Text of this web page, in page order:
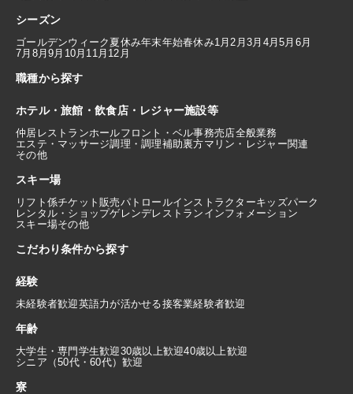
シーズン
ゴールデンウィーク 夏休み年末年始春休み1月 2月3月 4月5月 6月
7月 8月9月 10月 11月 12月
職種から探す
ホテル・旅館・飲食店・レジャー施設等
仲居 レストランホールフロント・ベル事務売店全般業務
エステ・マッサージ調理・調理補助裏方マリン・レジャー関連
その他
スキー場
リフト係チケット販売パトロールインストラクターキッズパーク
レンタル・ショップゲレンデレストラン インフォメーション
スキー場その他
こだわり条件から探す
経験
未経験者歓迎英語力が活かせる接客業経験者歓迎
年齢
大学生・専門学生歓迎30歳以上歓迎40歳以上歓迎
シニア（50代・60代）歓迎
寮